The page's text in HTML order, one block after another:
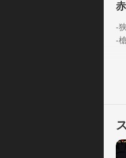
-
-